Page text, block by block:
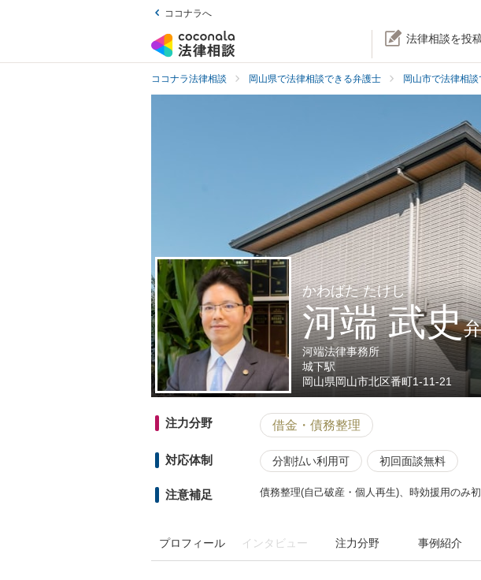
ココナラへ
法律相談を投
ココナラ法律相談 岡山県で法律相談できる弁護士 岡山市で法律相
かわばた たけし
河端 武史
河端法律事務所
城下駅
岡山県岡山市北区番町1-11-21
注力分野 借金・債務整理
対応体制 分割払い利用可 初回面談無料
注意補足 債務整理(自己破産・個人再生)、時効援用のみ
プロフィール インタビュー 注力分野 事例紹介